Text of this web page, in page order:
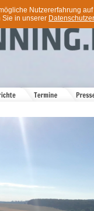
Nutzererfahrung
Sie in unserer